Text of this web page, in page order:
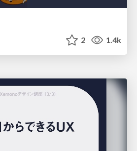
2 1.4k